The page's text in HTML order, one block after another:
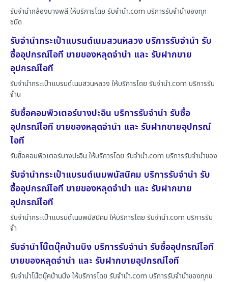
รับจำนำกล้องบางพลี ให้บริการโดย รับจํานํา.com บริการรับจำนำของทุก
ชนิด
รับจำนำกระเป๋าแบรนด์เนมสวนหลวง บริการรับจำนำ รับ
ซื้ออุปกรณ์ไอที ขายของหลุดจำนำ และ รับฝากขาย
อุปกรณ์ไอที
รับจำนำกระเป๋าแบรนด์เนมสวนหลวง ให้บริการโดย รับจํานํา.com บริการรับ
จำน
รับซื้อคอมพิวเตอร์บางปะอิน บริการรับจำนำ รับซื้อ
อุปกรณ์ไอที ขายของหลุดจำนำ และ รับฝากขายอุปกรณ์
ไอที
รับซื้อคอมพิวเตอร์บางปะอิน ให้บริการโดย รับจํานํา.com บริการรับจำนำของ
รับจำนำกระเป๋าแบรนด์เนมพนัสนิคม บริการรับจำนำ รับ
ซื้ออุปกรณ์ไอที ขายของหลุดจำนำ และ รับฝากขาย
อุปกรณ์ไอที
รับจำนำกระเป๋าแบรนด์เนมพนัสนิคม ให้บริการโดย รับจํานํา.com บริการรับ
จำ
รับจำนำโน๊ตบุ๊คบ้านบึง บริการรับจำนำ รับซื้ออุปกรณ์ไอที
ขายของหลุดจำนำ และ รับฝากขายอุปกรณ์ไอที
รับจำนำโน๊ตบุ๊คบ้านบึง ให้บริการโดย รับจํานํา.com บริการรับจำนำของทุกช